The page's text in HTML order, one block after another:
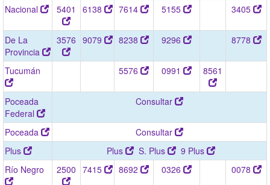
Nacional
5401 6138 7614 5155 3405
De La
Provincia
3576 9079 8238 9296 8778
Tucumán 5576 0991 8561
Poceada
Federal
Consultar
Poceada
Consultar
Plus
Plus S. Plus
9 Plus
Río Negro
2500 7415 8692 0326 0078